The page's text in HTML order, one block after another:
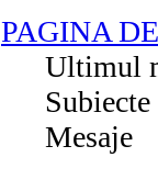
PAGINA
Ultimul
Subiecte
Mesaje